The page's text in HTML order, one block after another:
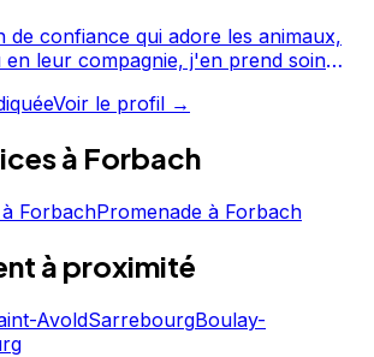
de confiance qui adore les animaux,
leur compagnie, j'en prend soin
(propreté intérieur) j'adore me
est bien entendu accepté pour que
qu'il est en sécurité. Je me
de kilomètres. Le tarif est à
Voir le profil →
à Forbach
à ForbachPromenade à Forbach
à proximité
AvoldSarrebourgBoulay-